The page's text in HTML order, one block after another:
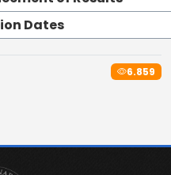
Dates
6.859